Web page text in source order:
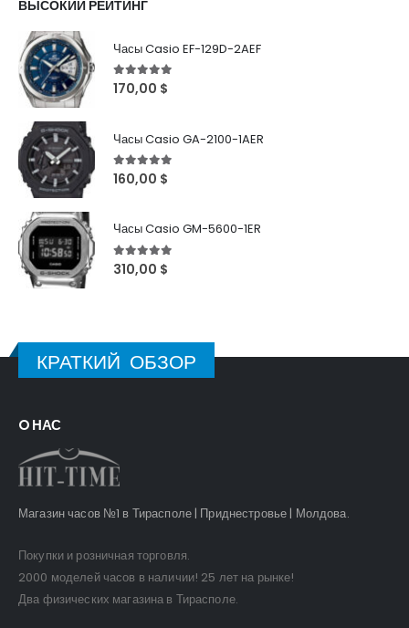
ВЫСОКИЙ РЕЙТИНГ
Часы Casio EF-129D-2AEF
5out of 5
170,00 $
Часы Casio GA-2100-1AER
5out of 5
160,00 $
Часы Casio GM-5600-1ER
5out of 5
310,00 $
КРАТКИЙ ОБЗОР
O НАС
Магазин часов №1 в Тирасполе | Приднестровье | Молдова.
Покупки и розничная торговля.
2000 моделей часов в наличии! 25 лет на рынке!
Два физических магазина в Тирасполе.